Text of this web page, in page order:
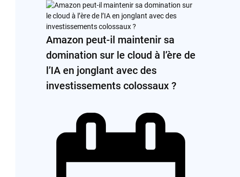
Amazon peut-il maintenir sa
domination sur le cloud à l’ère de
l’IA en jonglant avec des
investissements colossaux ?